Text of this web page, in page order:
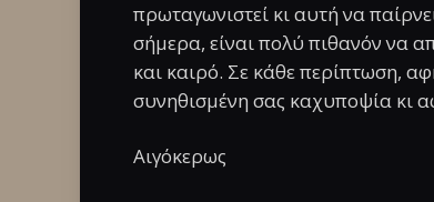
πρωταγωνιστεί κι αυτή να
σήμερα, είναι πολύ πιθανόν να
και καιρό. Σε κάθε περίπτωση,
συνηθισμένη σας καχυποψία κι
Αιγόκερως